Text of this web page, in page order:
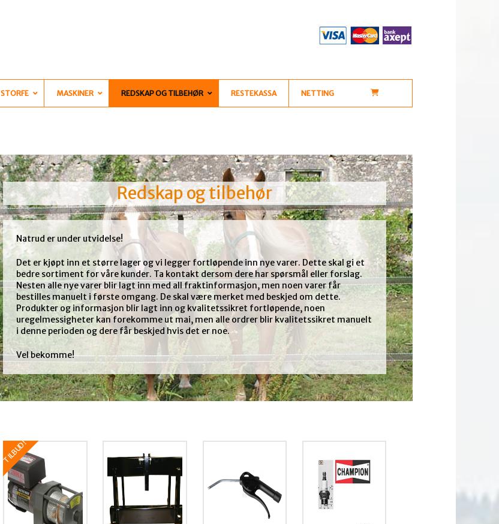
STORFE MASKINER REDSKAP OG TILBEHØR RESTEKASSA NETTING
Redskap og tilbehør
Natrud er under utvidelse!
Det er kjøpt inn et større lager og vi legger fortløpende inn nye varer. Dette skal gi et
bedre sortiment for våre kunder. Ta kontakt dersom dere har spørsmål eller forslag.
Nesten alle nye varer blir lagt inn med all fraktinformasjon, men noen varer får
bestilles manuelt i første omgang. De skal være merket med beskjed om dette.
Produkter og informasjon blir lagt inn og kvalitetssikret fortløpende, noen
uregelmessigheter kan forekomme ut mai, men alle ordrer blir kvalitetssikret manuelt
i denne perioden og dere får beskjed hvis det er noe.
Vel bekomme!
TILBUD!